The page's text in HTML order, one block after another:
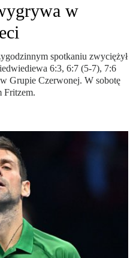
w
spotkaniu zwyciężył
6:3, 6:7 (5-7), 7:6
Grupie Czerwonej. W sobotę
Fritzem.